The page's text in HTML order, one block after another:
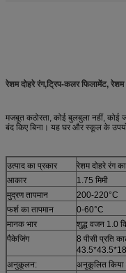
रेशम दोहरे रंग,ट्रिप-कलर फिलामेंट, रेशम
मजबूत कठोरता, कोई बुलबुला नहीं, कोई
बंद किए बिना। यह घर और स्कूल के
उत्पाद का प्रकार
रेशम दोहरे रंग
आकार
1.75 मिमी
मुद्रण तापमान
200-220°C
फर्श का तापमान
0-60°C
मानक भार
शुद्ध वजन 1.0
पैकेजिंग
8 पीसी प्रति
अनुकूलन:
अनुकूलित